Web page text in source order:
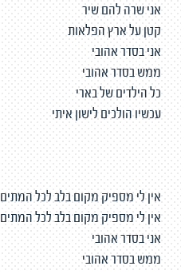
אני שרה להם שיר
קטן על ארץ הפלאות
אני בסדר אהובי
ממש בסדר אהובי
כל הילדים של בארי
עכשיו הולכים לישון איתי
אין לי מספיק מקום בלב לכל המתים
אין לי מספיק מקום בלב לכל המתים
אני בסדר אהובי
ממש בסדר אהובי